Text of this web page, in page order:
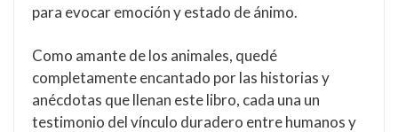
para evocar emoción y estado de ánimo.
Como amante de los animales, quedé
completamente encantado por las historias y
anécdotas que llenan este libro, cada una un
testimonio del vínculo duradero entre humanos y